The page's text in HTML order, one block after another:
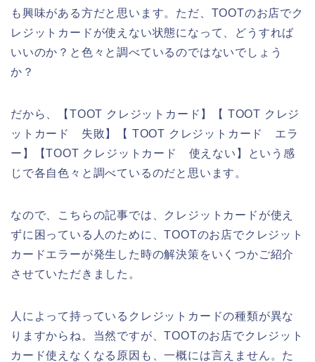
も興味がある方だと思います。ただ、TOOTのお店でク
レジットカードが使えない状態になって、どうすれば
いいのか？と色々と調べているのではないでしょう
か？
だから、【TOOT クレジットカード】【 TOOT クレジ
ットカード 失敗】【 TOOT クレジットカード エラ
ー】【TOOT クレジットカード 使えない】という感
じで各自色々と調べているのだと思います。
なので、こちらの記事では、クレジットカードが使え
ずに困っている人のために、TOOTのお店でクレジット
カードエラーが発生した時の解決策をいくつかご紹介
させていただきました。
人によって持っているクレジットカードの種類が異な
りますからね。当然ですが、TOOTのお店でクレジット
カード使えなくなる原因も、一概には言えません。た